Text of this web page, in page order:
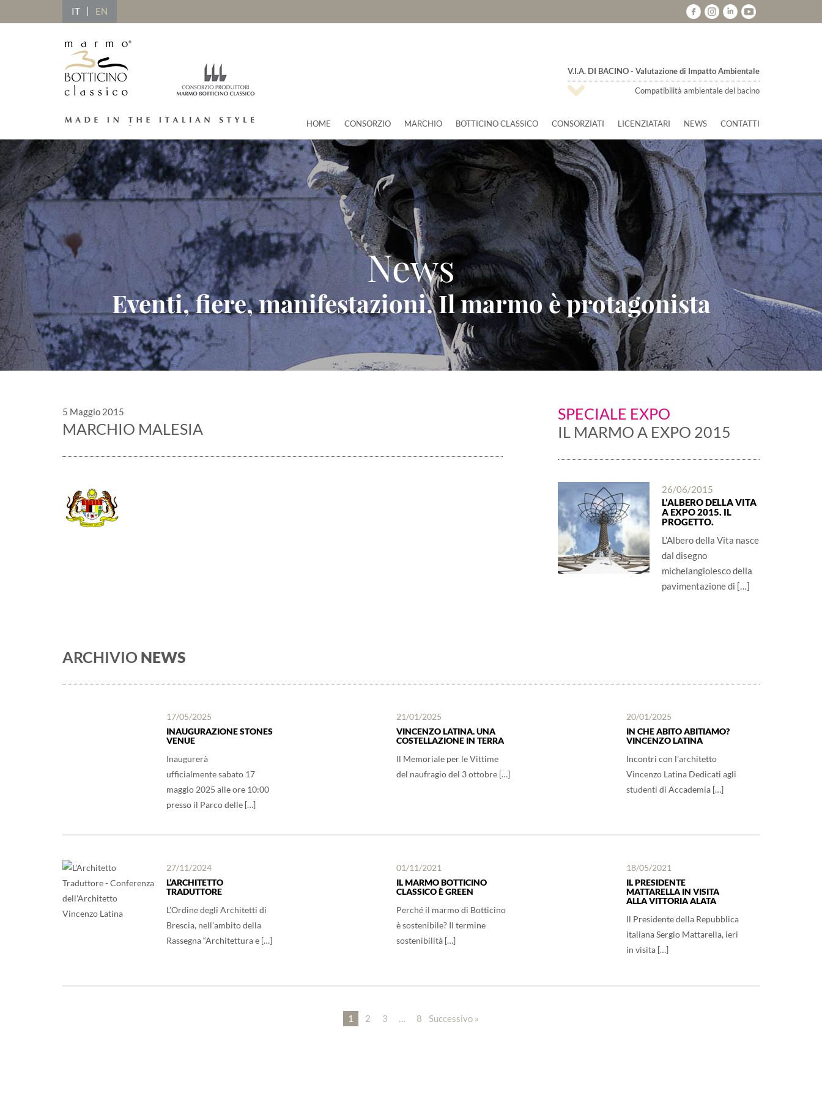
IT EN
V.I.A. DI BACINO - Valutazione di Impatto Ambientale
Compatibilità ambientale del bacino
HOME CONSORZIO MARCHIO BOTTICINO CLASSICO CONSORZIATI LICENZIATARI NEWS CONTATTI
News
Eventi, fiere, manifestazioni. Il marmo è protagonista
5 Maggio 2015
MARCHIO MALESIA
SPECIALE EXPO
IL MARMO A EXPO 2015
26/06/2015
L’ALBERO DELLA VITA
A EXPO 2015. IL
PROGETTO.
L’Albero della Vita nasce
dal disegno
michelangiolesco della
pavimentazione di […]
ARCHIVIO NEWS
17/05/2025
INAUGURAZIONE STONES
VENUE
Inaugurerà
ufficialmente sabato 17
maggio 2025 alle ore 10:00
presso il Parco delle […]
21/01/2025
VINCENZO LATINA. UNA
COSTELLAZIONE IN TERRA
Il Memoriale per le Vittime
del naufragio del 3 ottobre […]
20/01/2025
IN CHE ABITO ABITIAMO?
VINCENZO LATINA
Incontri con l’architetto
Vincenzo Latina Dedicati agli
studenti di Accademia […]
27/11/2024
L’ARCHITETTO
TRADUTTORE
L’Ordine degli Architetti di
Brescia, nell’ambito della
Rassegna “Architettura e […]
01/11/2021
IL MARMO BOTTICINO
CLASSICO È GREEN
Perché il marmo di Botticino
è sostenibile? Il termine
sostenibilità […]
18/05/2021
IL PRESIDENTE
MATTARELLA IN VISITA
ALLA VITTORIA ALATA
Il Presidente della Repubblica
italiana Sergio Mattarella, ieri
in visita […]
1 2 3 … 8 Successivo »